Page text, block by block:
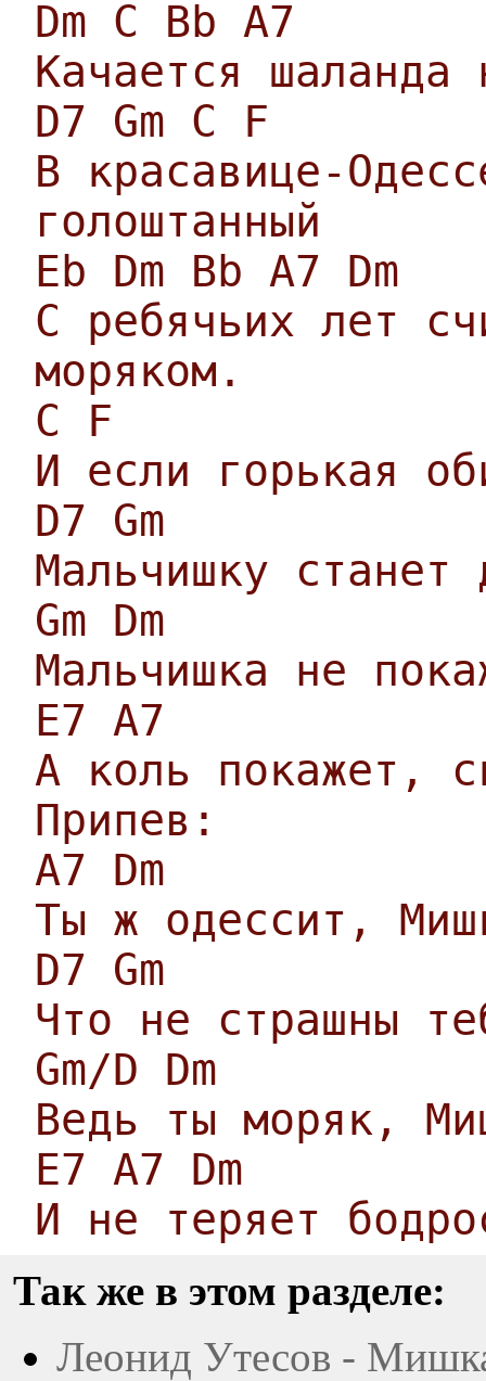
Dm C Bb A7
Качается
D7 Gm C F
В красавице-
голоштанный
Eb Dm Bb A7 Dm
С ребячьих лет
моряком.
C F
И если горькая
D7 Gm
Мальчишку станет
Gm Dm
Мальчишка не
E7 A7
А коль покажет,
Припев:
A7 Dm
Ты ж одессит,
D7 Gm
Что не страшны
Gm/D Dm
Ведь ты моряк,
E7 A7 Dm
И не теряет
Так же в этом разделе:
Леонид Утесов -